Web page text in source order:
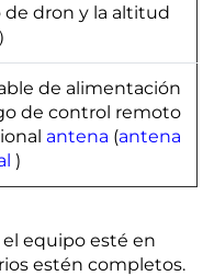
dron y la altitud
de alimentación
de control remoto
antena (antena
)
el equipo esté en
estén completos.